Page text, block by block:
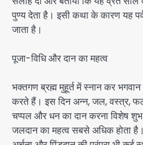
पुण्य देता है। इसी कथा के कारण यह
जाता है।
पूजा-विधि और दान का महत्व
भक्तगण ब्रह्म मुहूर्त में स्नान कर भगवान
करते हैं। इस दिन अन्न, जल, वस्त्र,
चप्पल और धन का दान करना विशेष शुभ
जलदान का महत्व सबसे अधिक होता है।